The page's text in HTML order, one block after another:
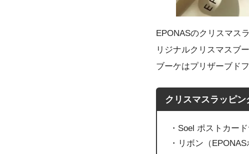
EPONASのクリスマス
リジナルクリスマスブ
ブーケはプリザーブド
クリスマスラッピン
・Soel ポストカー
・リボン（